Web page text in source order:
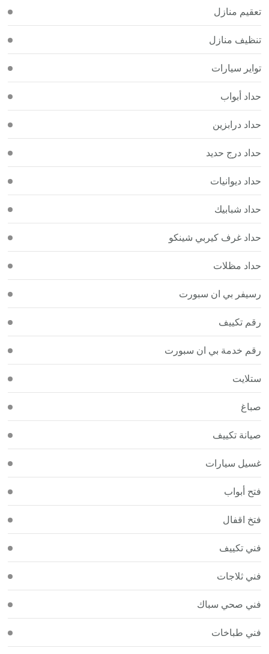
تعقيم منازل
تنظيف منازل
تواير سيارات
حداد أبواب
حداد درابزين
حداد درج حديد
حداد ديوانيات
حداد شبابيك
حداد غرف كيربي شينكو
حداد مظلات
رسيفر بي ان سبورت
رقم تكييف
رقم خدمة بي ان سبورت
ستلايت
صباغ
صيانة تكييف
غسيل سيارات
فتح أبواب
فتخ اقفال
فني تكييف
فني ثلاجات
فني صحي سباك
فني طباخات